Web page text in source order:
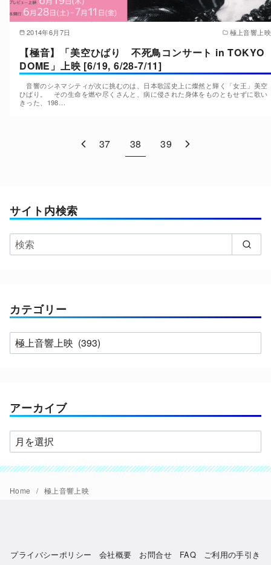
2014年6月7日 極上音響上映
【極音】「美空ひばり 不死鳥コンサート in TOKYO
DOME」上映 [6/19, 6/28-7/11]
音響のシネマシティが次に挑むのは、日本歌謡史上に燦然と輝く「女王」美空
ひばり。 その生命を燃や尽くさんと、病に侵された身体をものともせずに歌い
きった、198…
37 38 39
サイト内検索
カテゴリー
カ
テ
ー
アーカイブ
ア
ー
カ
イ
Home 極上音響上映
プライバシーポリシー 会社概要 お問合せ FAQ ご利用の手引き